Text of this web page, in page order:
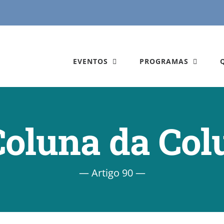
EVENTOS PROGRAMAS
da
— Artigo 90 —